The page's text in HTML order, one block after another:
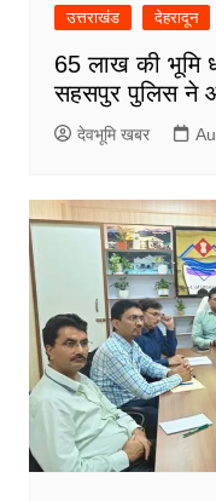
उत्तराखंड देहरादून
65 लाख की भूमि
सहसपुर पुलिस ने
देवभूमि खबर